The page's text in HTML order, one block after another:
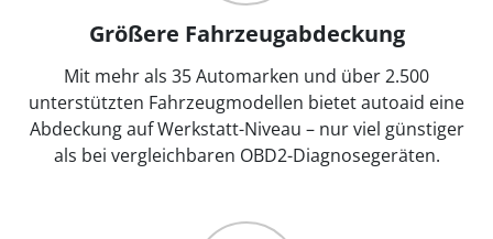
Größere Fahrzeugabdeckung
Mit mehr als 35 Automarken und über 2.500
unterstützten Fahrzeugmodellen bietet autoaid eine
Abdeckung auf Werkstatt-Niveau – nur viel günstiger
als bei vergleichbaren OBD2-Diagnosegeräten.